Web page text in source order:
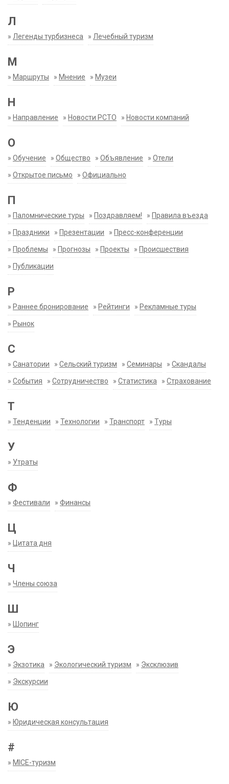
Л
» Легенды турбизнеса » Лечебный туризм
М
» Маршруты » Мнение » Музеи
Н
» Направление » Новости РСТО » Новости компаний
О
» Обучение » Общество » Объявление » Отели
» Открытое письмо » Официально
П
» Паломнические туры » Поздравляем! » Правила въезда
» Праздники » Презентации » Пресс-конференции
» Проблемы » Прогнозы » Проекты » Происшествия
» Публикации
Р
» Раннее бронирование » Рейтинги » Рекламные туры
» Рынок
С
» Санатории » Сельский туризм » Семинары » Скандалы
» События » Сотрудничество » Статистика » Страхование
Т
» Тенденции » Технологии » Транспорт » Туры
У
» Утраты
Ф
» Фестивали » Финансы
Ц
» Цитата дня
Ч
» Члены союза
Ш
» Шопинг
Э
» Экзотика » Экологический туризм » Эксклюзив
» Экскурсии
Ю
» Юридическая консультация
#
» MICE-туризм